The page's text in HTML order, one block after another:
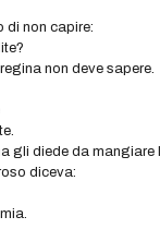
di non capire:
non deve sapere.
gli diede da mangiare
diceva: